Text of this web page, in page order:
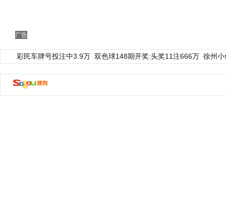
广告
彩民车牌号投注中3.9万 双色球148期开奖:头奖11注666万 徐州